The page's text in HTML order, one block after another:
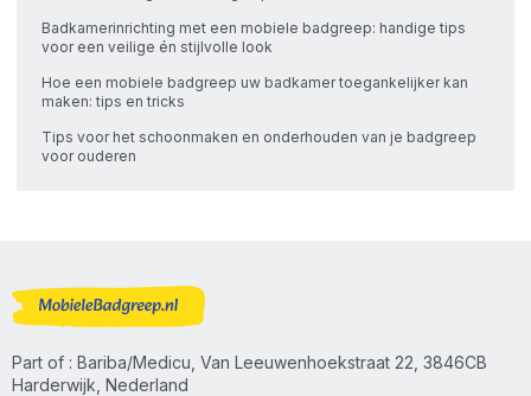
Badkamerinrichting met een mobiele badgreep: handige tips
voor een veilige én stijlvolle look
Hoe een mobiele badgreep uw badkamer toegankelijker kan
maken: tips en tricks
Tips voor het schoonmaken en onderhouden van je badgreep
voor ouderen
Part of : Bariba/Medicu, Van Leeuwenhoekstraat 22, 3846CB
Harderwijk, Nederland